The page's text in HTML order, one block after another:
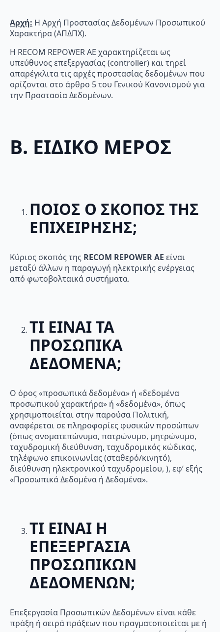
Αρχή: Η Αρχή Προστασίας Δεδομένων Προσωπικού
Χαρακτήρα (ΑΠΔΠΧ).
Η RECOM REPOWER AE χαρακτηρίζεται ως
υπεύθυνος επεξεργασίας (controller) και τηρεί
απαρέγκλιτα τις αρχές προστασίας δεδομένων που
ορίζονται στο άρθρο 5 του Γενικού Κανονισμού για
την Προστασία Δεδομένων.
Β. ΕΙΔΙΚΟ ΜΕΡΟΣ
ΠΟΙΟΣ Ο ΣΚΟΠΟΣ ΤΗΣ
ΕΠΙΧΕΙΡΗΣΗΣ;
Κύριος σκοπός της RECOM REPOWERAE είναι
μεταξύ άλλων η παραγωγή ηλεκτρικής ενέργειας
από φωτοβολταικά συστήματα.
ΤΙ ΕΙΝΑΙ ΤΑ
ΠΡΟΣΩΠΙΚΑ
ΔΕΔΟΜΕΝΑ;
Ο όρος «προσωπικά δεδομένα» ή «δεδομένα
προσωπικού χαρακτήρα» ή «δεδομένα», όπως
χρησιμοποιείται στην παρούσα Πολιτική,
αναφέρεται σε πληροφορίες φυσικών προσώπων
(όπως ονοματεπώνυμο, πατρώνυμο, μητρώνυμο,
ταχυδρομική διεύθυνση, ταχυδρομικός κώδικας,
τηλέφωνο επικοινωνίας (σταθερό/κινητό),
διεύθυνση ηλεκτρονικού ταχυδρομείου, ), εφ’ εξής
«Προσωπικά Δεδομένα ή Δεδομένα».
ΤΙ ΕΙΝΑΙ Η
ΕΠΕΞΕΡΓΑΣΙΑ
ΠΡΟΣΩΠΙΚΩΝ
ΔΕΔΟΜΕΝΩΝ;
Επεξεργασία Προσωπικών Δεδομένων είναι κάθε
πράξη ή σειρά πράξεων που πραγματοποιείται με ή